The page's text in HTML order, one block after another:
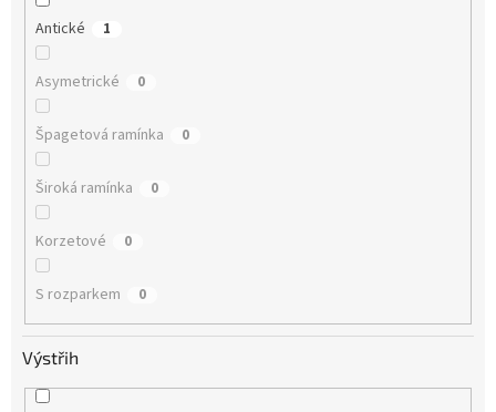
Antické 1
Asymetrické 0
Špagetová ramínka 0
Široká ramínka 0
Korzetové 0
S rozparkem 0
Výstřih